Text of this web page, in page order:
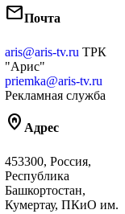
mailПочта
aris@aris-tv.ru ТРК
"Арис"
priemka@aris-tv.ru
Рекламная служба
home_pin Адрес
453300, Россия,
Республика
Башкортостан,
Кумертау, ПКиО им.